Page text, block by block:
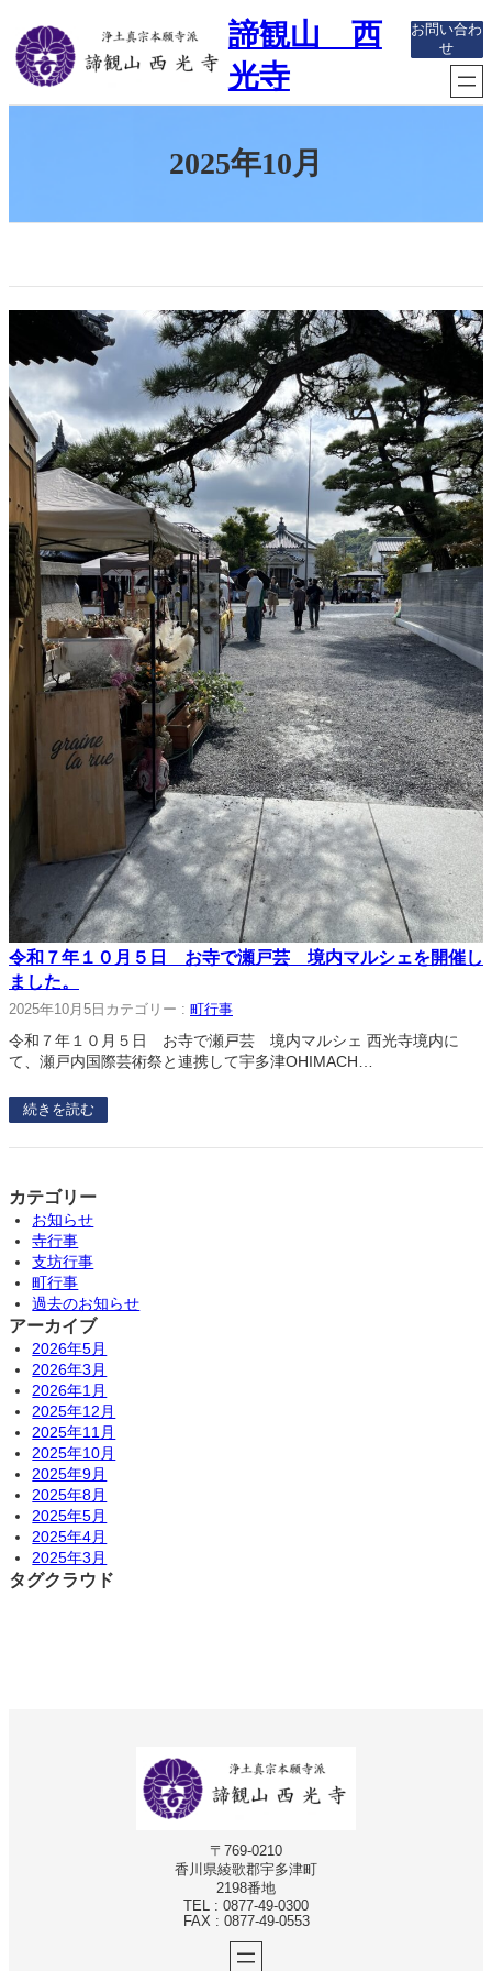
容
を
ス
キ
諦観山 西
光寺
お問い合わ
せ
2025年10月
令和７年１０月５日 お寺で瀬戸芸 境内マルシェを開催し
ました。
2025年10月5日 カテゴリー : 町行事
令和７年１０月５日 お寺で瀬戸芸 境内マルシェ 西光寺境内に
て、瀬戸内国際芸術祭と連携して宇多津OHIMACH…
続きを読む
カテゴリー
お知らせ
寺行事
支坊行事
町行事
過去のお知らせ
アーカイブ
2026年5月
2026年3月
2026年1月
2025年12月
2025年11月
2025年10月
2025年9月
2025年8月
2025年5月
2025年4月
2025年3月
タグクラウド
〒769-0210
香川県綾歌郡宇多津町
2198番地
TEL : 0877-49-0300
FAX : 0877-49-0553